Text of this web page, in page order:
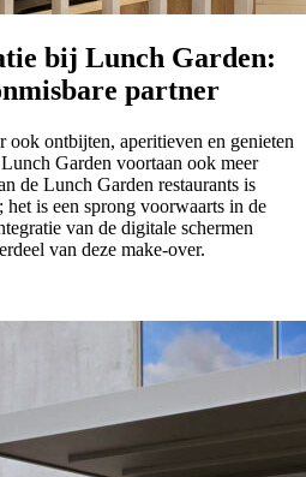
bij Lunch Garden:
partner
ook ontbijten, aperitieven en genieten
Garden voortaan ook meer
de Lunch Garden restaurants is
is een sprong voorwaarts in de
van de digitale schermen
van deze make-over.